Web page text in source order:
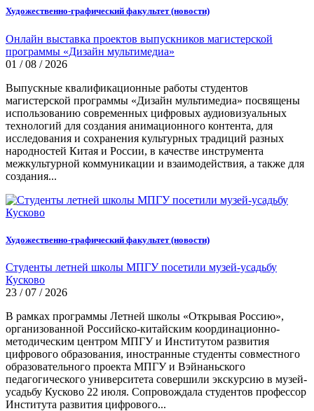
Художественно-графический факультет (новости)
Онлайн выставка проектов выпускников магистерской
программы «Дизайн мультимедиа»
01 / 08 / 2026
Выпускные квалификационные работы студентов
магистерской программы «Дизайн мультимедиа» посвящены
использованию современных цифровых аудиовизуальных
технологий для создания анимационного контента, для
исследования и сохранения культурных традиций разных
народностей Китая и России, в качестве инструмента
межкультурной коммуникации и взаимодействия, а также для
создания...
Художественно-графический факультет (новости)
Студенты летней школы МПГУ посетили музей-усадьбу
Кусково
23 / 07 / 2026
В рамках программы Летней школы «Открывая Россию»,
организованной Российско-китайским координационно-
методическим центром МПГУ и Институтом развития
цифрового образования, иностранные студенты совместного
образовательного проекта МПГУ и Вэйнаньского
педагогического университета совершили экскурсию в музей-
усадьбу Кусково 22 июля. Сопровождала студентов профессор
Института развития цифрового...